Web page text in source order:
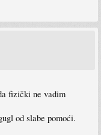
fizički ne vadim
od slabe pomoći.